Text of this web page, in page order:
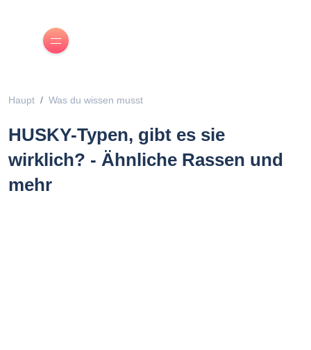
Haupt Was du wissen musst
HUSKY-Typen, gibt es sie
wirklich? - Ähnliche Rassen und
mehr